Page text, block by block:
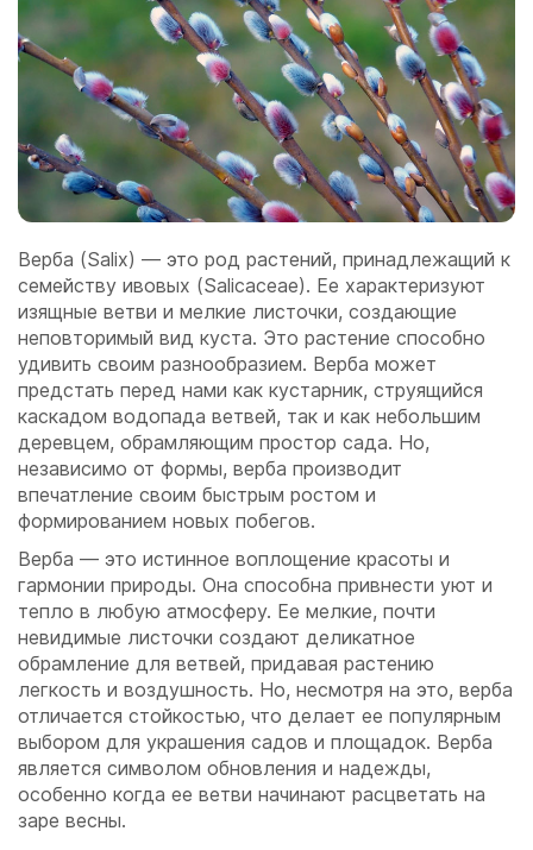
Верба (Salix) — это род растений, принадлежащий к
семейству ивовых (Salicaceae). Ее характеризуют
изящные ветви и мелкие листочки, создающие
неповторимый вид куста. Это растение способно
удивить своим разнообразием. Верба может
предстать перед нами как кустарник, струящийся
каскадом водопада ветвей, так и как небольшим
деревцем, обрамляющим простор сада. Но,
независимо от формы, верба производит
впечатление своим быстрым ростом и
формированием новых побегов.
Верба — это истинное воплощение красоты и
гармонии природы. Она способна привнести уют и
тепло в любую атмосферу. Ее мелкие, почти
невидимые листочки создают деликатное
обрамление для ветвей, придавая растению
легкость и воздушность. Но, несмотря на это, верба
отличается стойкостью, что делает ее популярным
выбором для украшения садов и площадок. Верба
является символом обновления и надежды,
особенно когда ее ветви начинают расцветать на
заре весны.